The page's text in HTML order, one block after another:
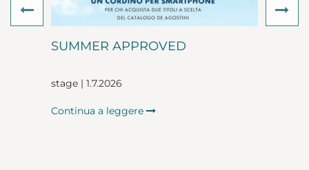
SUMMER APPROVED
stage | 1.7.2026
Continua a leggere
Previous